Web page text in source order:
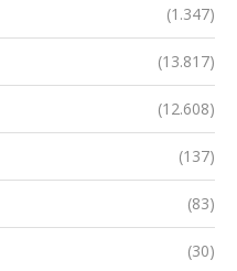
(1.347)
(13.817)
(12.608)
(137)
(83)
(30)